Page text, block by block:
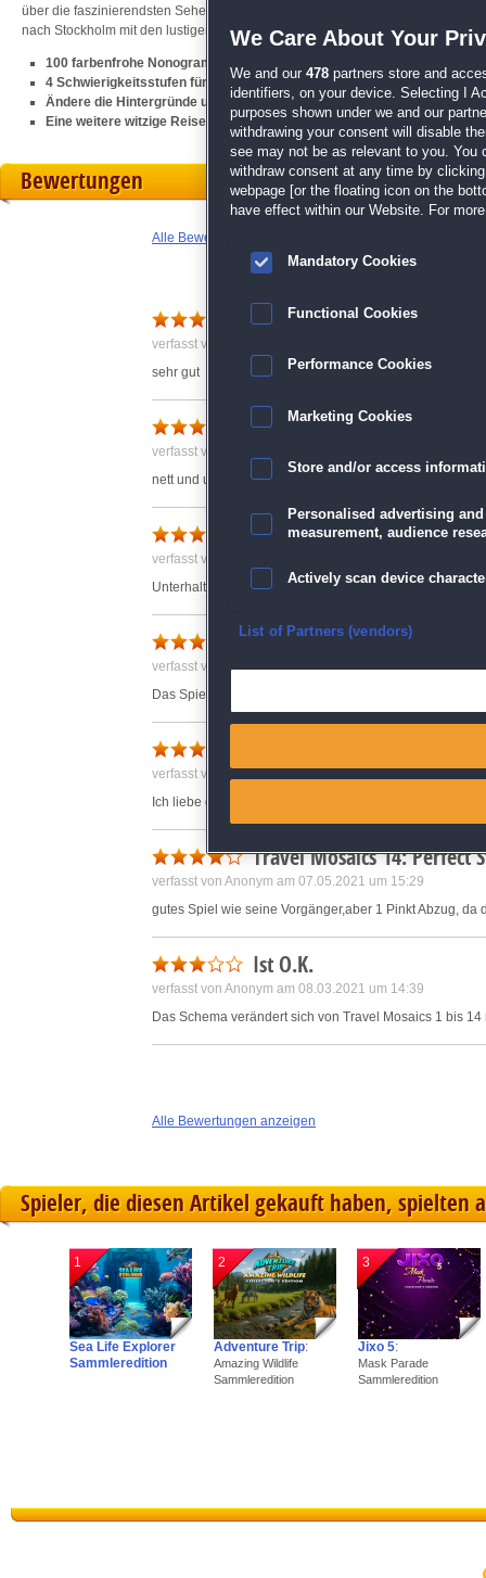
über die faszinierendsten Sehenswürdigkeiten der schwedischen Hauptstadt
nach Stockholm mit den lustigen Walkers!
100 farbenfrohe Nonogramme plus 40 zusätzliche Rätsel
4 Schwierigkeitsstufen für jeden Spielstil
Ändere die Hintergründe und die Kacheln ganz nach deinem
Eine weitere witzige Reise der Walkers in derTravel Mosaics-Reihe
Bewertungen
Alle Bewertungen anzeigen
verfasst von Anonym am 17.02.2021 um 20:02
sehr gut
wie immer von dieser
verfasst von Helmut am 03.05.2021 um 10:46
nett und unterhaltsam
Nicht Schlecht
verfasst von Anonym am 14.02.2021 um 12:48
Unterhaltsames Spiel
Einfach aber gut
verfasst von Anonym am 17.02.2021 um 12:58
Das Spiel hält meinen Kopf fit auch wenn die ersten
verfasst von Ingeborg am 21.02.2021 um 16:33
Ich liebe dabei die Zwischenspiele, nur das
Travel Mosaics 14: Perfect
verfasst von Anonym am 07.05.2021 um 15:29
gutes Spiel wie seine Vorgänger,aber 1 Pinkt Abzug,
Ist O.K.
verfasst von Anonym am 08.03.2021 um 14:39
Das Schema verändert sich von Travel Mosaics 1 bis
Alle Bewertungen anzeigen
Spieler, die diesen Artikel gekauft haben, spielten
1
Sea Life Explorer
Sammleredition
2
Adventure Trip:
Amazing Wildlife
Sammleredition
3
Jixo 5:
Mask Parade
Sammleredition
We Care About Your
We and our 478 partners store and
identifiers, on your device. Selecting I
purposes shown under we and our
withdrawing your consent will disable
see may not be as relevant to you. You
withdraw consent at any time by
webpage [or the floating icon on the
have effect within our Website. For
Mandatory Cookies
Functional Cookies
Performance Cookies
Marketing Cookies
Store and/or access
Personalised advertising
measurement, audience
Actively scan device
Ensure security, prevent
Save and communicate
List of Partners (vendors)